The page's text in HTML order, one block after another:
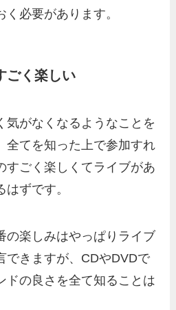
必要があります。
ごく楽しい
気がなくなるようなことを
全てを知った上で参加すれ
すごく楽しくてライブがあ
ずです。
の楽しみはやっぱりライブ
できますが、CDやDVDで
ドの良さを全て知ることは